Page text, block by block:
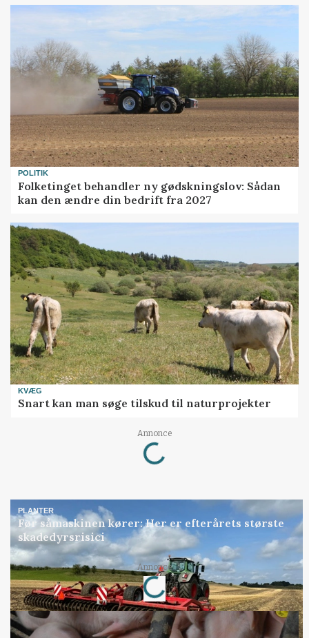
POLITIK
Folketinget behandler ny gødskningslov: Sådan
kan den ændre din bedrift fra 2027
KVÆG
Snart kan man søge tilskud til naturprojekter
Annonce
Loading...
PLANTER
Før såmaskinen kører: Her er efterårets største
skadedyrsrisici
Annonce
Loading...